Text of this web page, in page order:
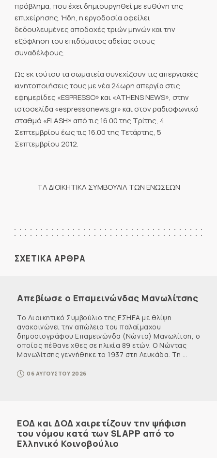
πρόβλημα, που έχει δημιουργηθεί με ευθύνη της
επιχείρησης. Ήδη, η εργοδοσία οφείλει
δεδουλευμένες αποδοχές τριών μηνών και την
εξόφληση του επιδόματος αδείας στους
συναδέλφους.
Ως εκ τούτου τα σωματεία συνεχίζουν τις απεργιακές
κινητοποιήσεις τους με νέα 24ωρη απεργία στις
εφημερίδες «ESPRESSO» και «ATHENS NEWS», στην
ιστοσελίδα «espressonews.gr» και στον ραδιοφωνικό
σταθμό «FLASH» από τις 16.00 της Τρίτης, 4
Σεπτεμβρίου έως τις 16.00 της Τετάρτης, 5
Σεπτεμβρίου 2012.
ΤΑ ΔΙΟΙΚΗΤΙΚΑ ΣΥΜΒΟΥΛΙΑ ΤΩΝ ΕΝΩΣΕΩΝ
ΣΧΕΤΙΚΑ ΑΡΘΡΑ
Απεβίωσε ο Επαμεινώνδας Μανωλίτσης
Το Διοικητικό Συμβούλιο της ΕΣΗΕΑ με θλίψη
ανακοινώνει την απώλεια του παλαίμαχου
δημοσιογράφου Επαμεινώνδα (Νώντα) Μανωλίτση, ο
οποίος πέθανε χθες σε ηλικία 89 ετών. Ο Νώντας
Μανωλίτσης γεννήθηκε το 1937 στη Λευκάδα. Τη ...
06 ΑΥΓΟΥΣΤΟΥ 2026
ΕΟΔ και ΔΟΔ χαιρετίζουν την ψήφιση
του νόμου κατά των SLAPP από το
Ελληνικό Κοινοβούλιο